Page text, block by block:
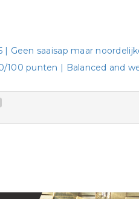
| Geen saaisap maar
100 punten | Balanced and